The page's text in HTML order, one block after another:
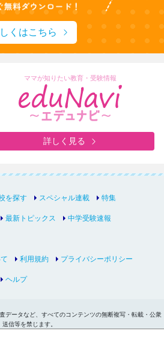
くはこちら
ママが知りたい教育・受験情報
詳しく見る
を探す スペシャル連載 特集
最新トピックス 中学受験速報
利用規約 プライバシーポリシー
ヘルプ
データなど、すべてのコンテンツの無断複写・転載・公衆
送信等を禁じます。